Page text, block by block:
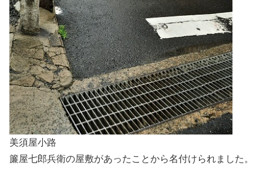
美須屋小路
簾屋七郎兵衛の屋敷があったことから名付けられました。